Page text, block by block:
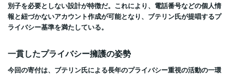
別子を必要としない設計が特徴だ。これにより、電話番号などの個人情
報と紐づかないアカウント作成が可能となり、ブテリン氏が提唱するプ
ライバシー基準を満たしている。
一貫したプライバシー擁護の姿勢
今回の寄付は、ブテリン氏による長年のプライバシー重視の活動の一環